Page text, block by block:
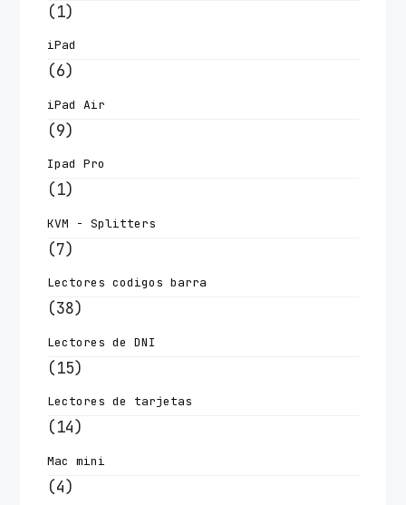
(1)
iPad
(6)
iPad Air
(9)
Ipad Pro
(1)
KVM - Splitters
(7)
Lectores codigos barra
(38)
Lectores de DNI
(15)
Lectores de tarjetas
(14)
Mac mini
(4)